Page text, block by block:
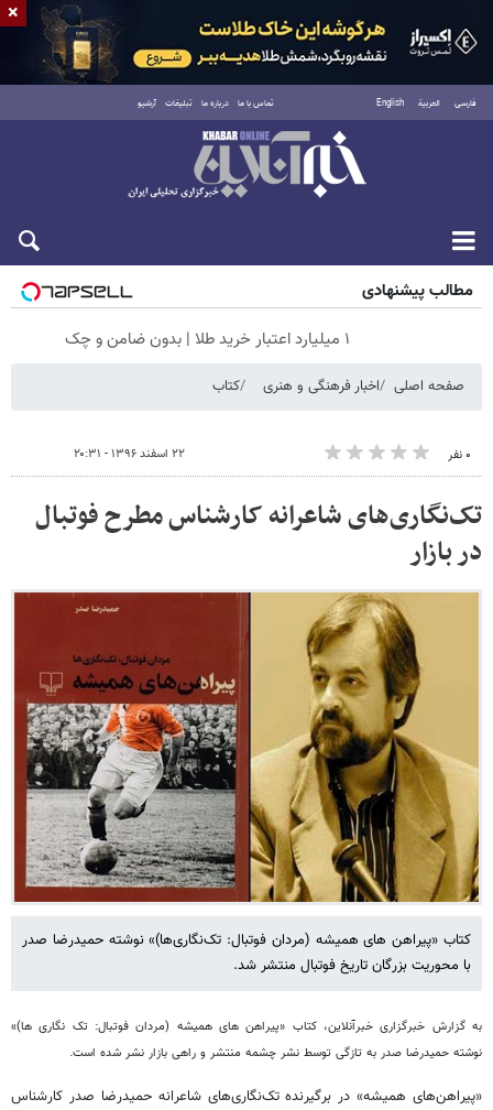
فارسی العربية English تماس با ما درباره ما تبلیغات آرشیو
جمعه ۱۶ مرداد ۱۴۰۵
مطالب پیشنهادی
۱ میلیارد اعتبار خرید طلا | بدون ضامن و چک
صفحه اصلی اخبار فرهنگی و هنری کتاب
۰ نفر ۲۲ اسفند ۱۳۹۶ - ۲۰:۳۱
تک‌نگاری‌های شاعرانه کارشناس مطرح فوتبال
در بازار
کتاب «پیراهن های همیشه (مردان فوتبال: تک‌نگاری‌ها)» نوشته حمیدرضا صدر
با محوریت بزرگان تاریخ فوتبال منتشر شد.
به گزارش خبرگزاری خبرآنلاین، کتاب «پیراهن های همیشه (مردان فوتبال: تک نگاری ها)»
نوشته حمیدرضا صدر به تازگی توسط نشر چشمه منتشر و راهی بازار نشر شده است.
«پیراهن‌های همیشه» در برگیرنده تک‌نگاری‌های شاعرانه حمیدرضا صدر کارشناس
×